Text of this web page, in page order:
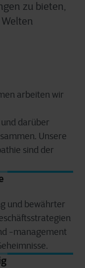
zu bieten,
arbeiten wir
darüber
Unsere
sind der
und bewährter
-management